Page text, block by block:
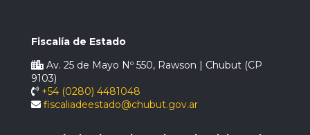
Fiscalía de Estado
Av. 25 de Mayo Nº 550, Rawson | Chubut (CP
9103)
+54 (0280) 4481048
fiscaliadeestado@chubut.gov.ar